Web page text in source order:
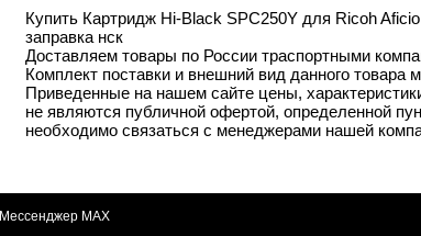
Купить Картридж Hi-Black SPC250Y для Ricoh
заправка нск
Доставляем товары по России траспортными
Комплект поставки и внешний вид данного товара
Приведенные на нашем сайте цены,
не являются публичной офертой, определенной
необходимо связаться с менеджерами нашей
Мессенджер MAX